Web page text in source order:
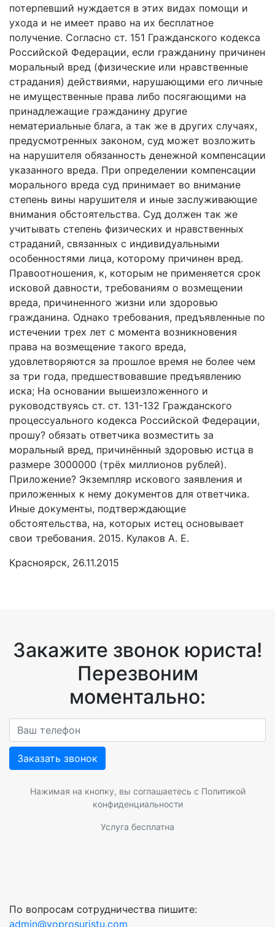
потерпевший нуждается в этих видах помощи и
ухода и не имеет право на их бесплатное
получение. Согласно ст. 151 Гражданского кодекса
Российской Федерации, если гражданину причинен
моральный вред (физические или нравственные
страдания) действиями, нарушающими его личные
не имущественные права либо посягающими на
принадлежащие гражданину другие
нематериальные блага, а так же в других случаях,
предусмотренных законом, суд может возложить
на нарушителя обязанность денежной компенсации
указанного вреда. При определении компенсации
морального вреда суд принимает во внимание
степень вины нарушителя и иные заслуживающие
внимания обстоятельства. Суд должен так же
учитывать степень физических и нравственных
страданий, связанных с индивидуальными
особенностями лица, которому причинен вред.
Правоотношения, к, которым не применяется срок
исковой давности, требованиям о возмещении
вреда, причиненного жизни или здоровью
гражданина. Однако требования, предъявленные по
истечении трех лет с момента возникновения
права на возмещение такого вреда,
удовлетворяются за прошлое время не более чем
за три года, предшествовавшие предъявлению
иска; На основании вышеизложенного и
руководствуясь ст. ст. 131-132 Гражданского
процессуального кодекса Российской Федерации,
прошу? обязать ответчика возместить за
моральный вред, причинённый здоровью истца в
размере 3000000 (трёх миллионов рублей).
Приложение? Экземпляр искового заявления и
приложенных к нему документов для ответчика.
Иные документы, подтверждающие
обстоятельства, на, которых истец основывает
свои требования. 2015. Кулаков А. Е.
Красноярск, 26.11.2015
Закажите звонок юриста!
Перезвоним
моментально:
Заказать звонок
Нажимая на кнопку, вы соглашаетесь с Политикой
конфиденциальности
Услуга бесплатна
По вопросам сотрудничества пишите:
admin@voprosuristu.com